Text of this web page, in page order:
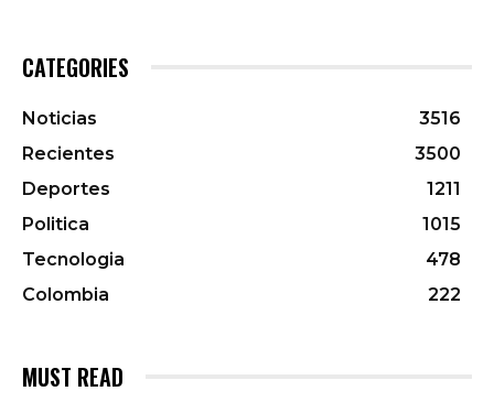
CATEGORIES
Noticias
3516
Recientes
3500
Deportes
1211
Politica
1015
Tecnologia
478
Colombia
222
MUST READ